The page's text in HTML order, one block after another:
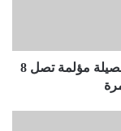
فاجعة انهيار منزلين بحي المسيرة بفاس: حصيلة مؤلمة تصل 8